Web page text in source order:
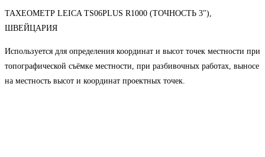
ТАХЕОМЕТР LEICA TS06PLUS R1000 (ТОЧНОСТЬ 3"),
ШВЕЙЦАРИЯ
Используется для определения координат и высот точек местности при
топографической съёмке местности, при разбивочных работах, выносе
на местность высот и координат проектных точек.